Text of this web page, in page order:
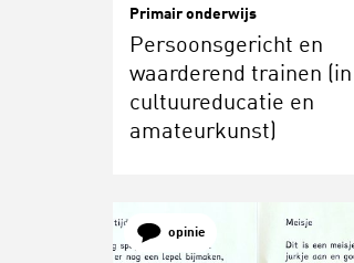
Primair onderwijs
Persoonsgericht en
waarderend trainen (in
cultuureducatie en
amateurkunst)
opinie